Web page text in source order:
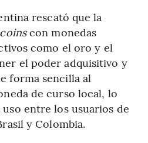
rescató que la
con monedas
como el oro y el
el poder adquisitivo y
forma sencilla al
de curso local, lo
entre los usuarios de
y Colombia.